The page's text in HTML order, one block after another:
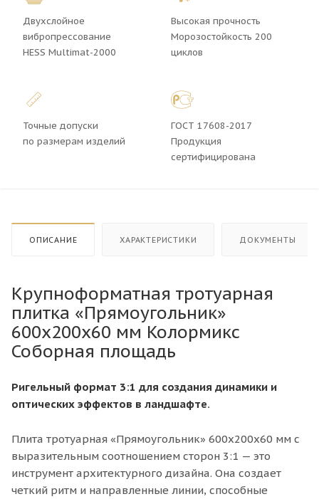
Двухслойное
вибропрессование
HESS Multimat-2000
Высокая прочность
Морозостойкость 200
циклов
Точные допуски
по размерам изделий
ГОСТ 17608-2017
Продукция
сертифицирована
ОПИСАНИЕ ХАРАКТЕРИСТИКИ ДОКУМЕНТЫ
Крупноформатная тротуарная
плитка «Прямоугольник»
600x200x60 мм Колормикс
Соборная площадь
Ригельный формат 3:1 для создания динамики и
оптических эффектов в ландшафте.
Плита тротуарная «Прямоугольник» 600х200х60 мм с
выразительным соотношением сторон 3:1 — это
инструмент архитектурного дизайна. Она создает
четкий ритм и направленные линии, способные